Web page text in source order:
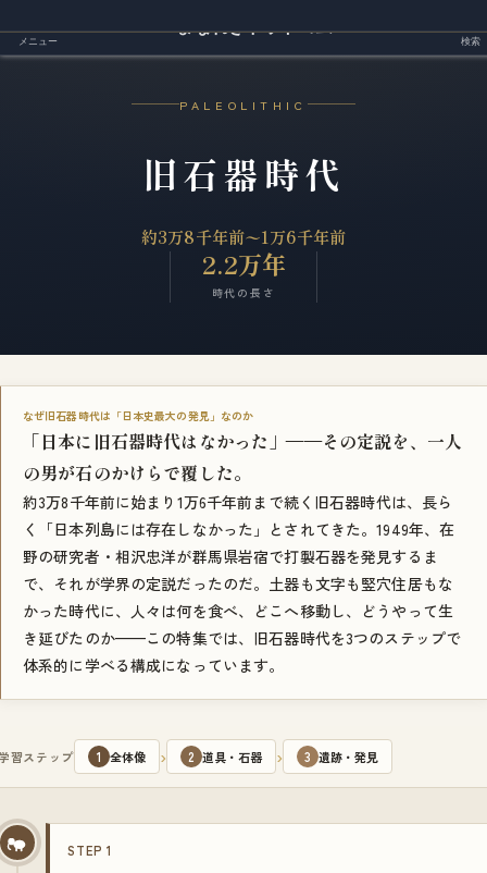
PALEOLITHIC
旧石器時代
約3万8千年前〜1万6千年前
2.2万年
時代の長さ
なぜ旧石器時代は「日本史最大の発見」なのか
「日本に旧石器時代はなかった」——その定説を、一人
の男が石のかけらで覆した。
約3万8千年前に始まり1万6千年前まで続く旧石器時代は、長ら
く「日本列島には存在しなかった」とされてきた。1949年、在
野の研究者・相沢忠洋が群馬県岩宿で打製石器を発見するま
で、それが学界の定説だったのだ。土器も文字も竪穴住居もな
かった時代に、人々は何を食べ、どこへ移動し、どうやって生
き延びたのか——この特集では、旧石器時代を3つのステップで
体系的に学べる構成になっています。
習ステップ 1 全体像 › 2 道具・石器 › 3 遺跡・発見
STEP 1
メニュー 検索